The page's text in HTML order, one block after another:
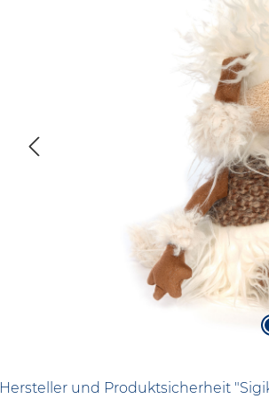
Hersteller und Produktsicherheit